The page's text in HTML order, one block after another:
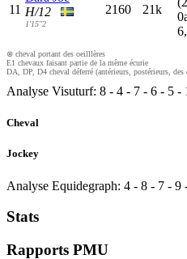
11 H/12
1'15"2
2160 21k
0
⊗ cheval portant des oeilllères
E1 chevaux faisant partie de la même écurie
DA, DP, D4 cheval déferré (antérieurs, postérieurs,
Analyse Visuturf: 8 - 4 - 7 - 6 - 5 -
Cheval
Jockey
Analyse Equidegraph: 4 - 8 - 7 - 9
Stats
Rapports PMU